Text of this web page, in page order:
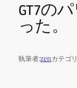
GT7の
った。
執筆者:zenカテゴ